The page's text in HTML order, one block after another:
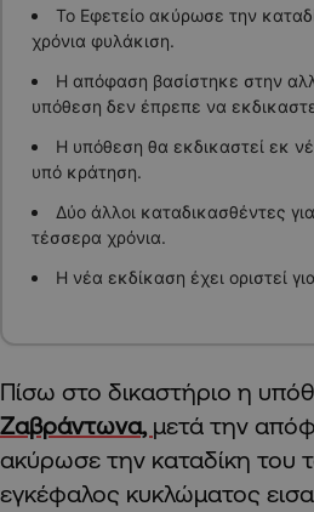
Το Εφετείο ακύρωσε την
χρόνια φυλάκιση.
Η απόφαση βασίστηκε στην
υπόθεση δεν έπρεπε να
Η υπόθεση θα εκδικαστεί εκ
υπό κράτηση.
Δύο άλλοι καταδικασθέντες
τέσσερα χρόνια.
Η νέα εκδίκαση έχει οριστεί
Πίσω στο δικαστήριο η
Ζαβράντωνα, μετά την
ακύρωσε την καταδίκη του
εγκέφαλος κυκλώματος